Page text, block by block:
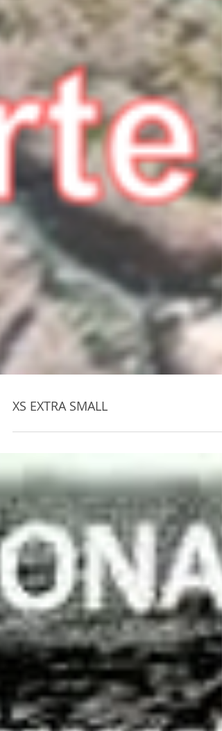
XS EXTRA SMALL